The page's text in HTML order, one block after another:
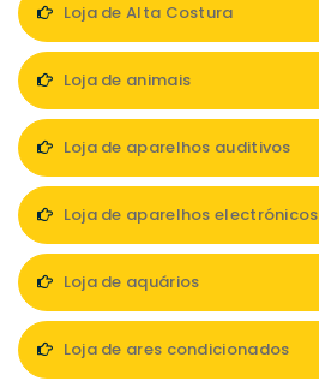
Loja de Alta Costura
Loja de animais
Loja de aparelhos auditivos
Loja de aparelhos electrónicos
Loja de aquários
Loja de ares condicionados